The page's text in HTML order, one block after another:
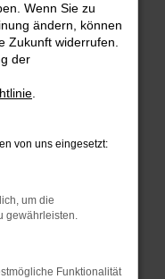
können:
deine
Beispiel deine
in einem
privaten
Wenn Sie zu
ändern, können
Zukunft widerrufen.
der
von uns eingesetzt:
um die
gewährleisten.
Funktionalität